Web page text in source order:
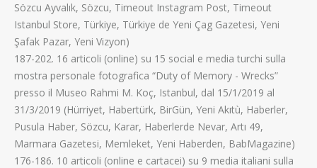
Sözcu Ayvalık, Sözcu, Timeout Instagram Post, Timeout
Istanbul Store, Türkiye, Türkiye de Yeni Çag Gazetesi, Yeni
Şafak Pazar, Yeni Vizyon)
187-202. 16 articoli (online) su 15 social e media turchi sulla
mostra personale fotografica “Duty of Memory - Wrecks”
presso il Museo Rahmi M. Koç, Istanbul, dal 15/1/2019 al
31/3/2019 (Hürriyet, Habertürk, BirGün, Yeni Akıtù, Haberler,
Pusula Haber, Sözcu, Karar, Haberlerde Nevar, Artı 49,
Marmara Gazetesi, Memleket, Yeni Haberden, BabMagazine)
176-186. 10 articoli (online e cartacei) su 9 media italiani sulla